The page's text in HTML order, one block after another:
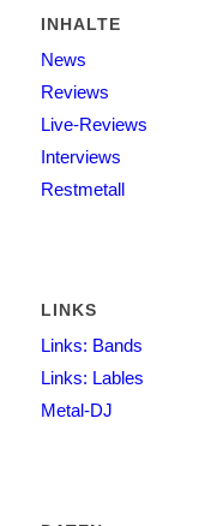
INHALTE
News
Reviews
Live-Reviews
Interviews
Restmetall
LINKS
Links: Bands
Links: Lables
Metal-DJ